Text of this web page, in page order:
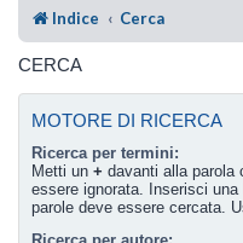
Indice Cerca
CERCA
MOTORE DI RICERCA
Ricerca per termini:
Metti un + davanti alla parola
essere ignorata. Inserisci
parole deve essere cercata.